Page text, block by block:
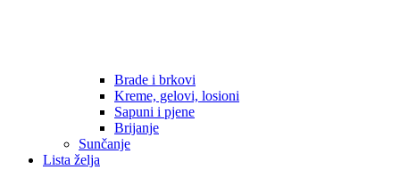
Brade i brkovi
Kreme, gelovi, losioni
Sapuni i pjene
Brijanje
Sunčanje
Lista želja